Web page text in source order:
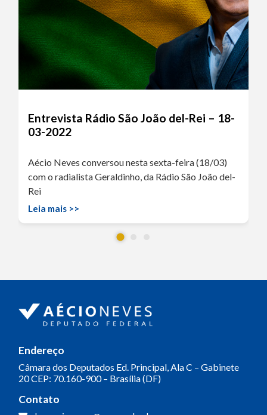
Entrevista Rádio São João del-Rei – 18-
03-2022
Aécio Neves conversou nesta sexta-feira (18/03)
com o radialista Geraldinho, da Rádio São João del-
Rei
Leia mais >>
Endereço
Câmara dos Deputados Ed. Principal, Ala C – Gabinete
20CEP: 70.160-900 – Brasília (DF)
Contato